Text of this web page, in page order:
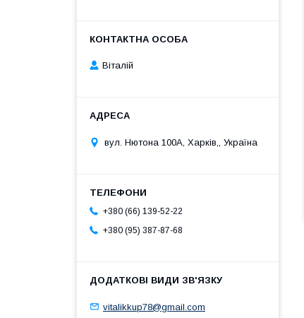
Віталій
вул. Нютона 100А, Харків,, Україна
+380 (66) 139-52-22
+380 (95) 387-87-68
vitalikkup78@gmail.com